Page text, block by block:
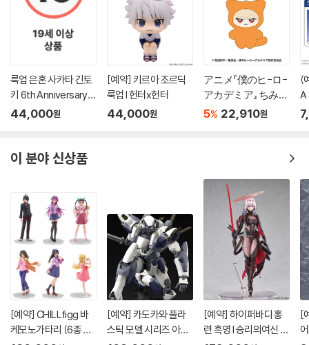
룩업 은혼 사카타 긴토
키 6th Anniversary Li
mited Ver
44,000원
[예약] 키르아 조르딕
룩업 l 헌터x헌터
44,000원
アニメ『僕のヒ-ロ-
アカデミア』 ちみけ
もますこっと 2.爆
5% 22,910원
(
A
이 분야 신상품
[예약] CHILLfigg 바
케모노가타리 (6종 세
[예약] 카도카와 플라
스틱 모델 시리즈 아바
[예약] 하이퍼바디 홍
련 흑영 l 승리의여신 니
[